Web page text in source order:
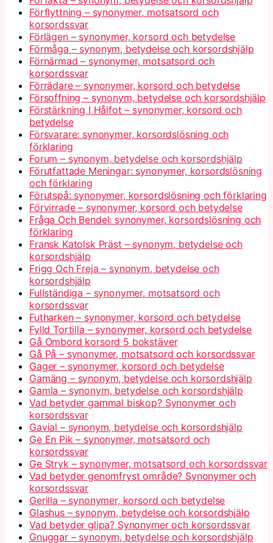
Förflyttning – synonymer, motsatsord och
korsordssvar
Förlägen – synonymer, korsord och betydelse
Förmåga – synonym, betydelse och korsordshjälp
Förnärmad – synonymer, motsatsord och
korsordssvar
Förrädare – synonymer, korsord och betydelse
Försoffning – synonym, betydelse och korsordshjälp
Förstärkning I Hålfot – synonymer, korsord och
betydelse
Försvarare: synonymer, korsordslösning och
förklaring
Forum – synonym, betydelse och korsordshjälp
Förutfattade Meningar: synonymer, korsordslösning
och förklaring
Förutspå: synonymer, korsordslösning och förklaring
Förvirrade – synonymer, korsord och betydelse
Fråga Och Bendel: synonymer, korsordslösning och
förklaring
Fransk Katolsk Präst – synonym, betydelse och
korsordshjälp
Frigg Och Freja – synonym, betydelse och
korsordshjälp
Fullständiga – synonymer, motsatsord och
korsordssvar
Futharken – synonymer, korsord och betydelse
Fylld Tortilla – synonymer, korsord och betydelse
Gå Ombord korsord 5 bokstäver
Gå På – synonymer, motsatsord och korsordssvar
Gager – synonymer, korsord och betydelse
Gamäng – synonym, betydelse och korsordshjälp
Gamla – synonym, betydelse och korsordshjälp
Vad betyder gammal biskop? Synonymer och
korsordssvar
Gavial – synonym, betydelse och korsordshjälp
Ge En Pik – synonymer, motsatsord och
korsordssvar
Ge Stryk – synonymer, motsatsord och korsordssvar
Vad betyder genomfryst område? Synonymer och
korsordssvar
Gerilla – synonymer, korsord och betydelse
Glashus – synonym, betydelse och korsordshjälp
Vad betyder glipa? Synonymer och korsordssvar
Gnuggar – synonym, betydelse och korsordshjälp